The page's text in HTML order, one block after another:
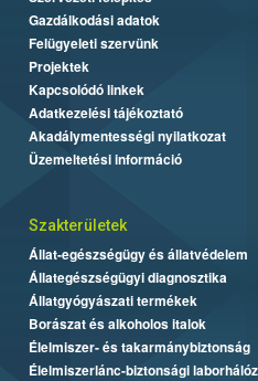
Gazdálkodási adatok
Felügyeleti szervünk
Projektek
Kapcsolódó linkek
Adatkezelési tájékoztató
Akadálymentességi nyilatkozat
Üzemeltetési információ
Szakterületek
Állat-egészségügy és állatvédelem
Állategészségügyi diagnosztika
Állatgyógyászati termékek
Borászat és alkoholos italok
Élelmiszer- és takarmánybiztonság
Élelmiszerlánc-biztonsági